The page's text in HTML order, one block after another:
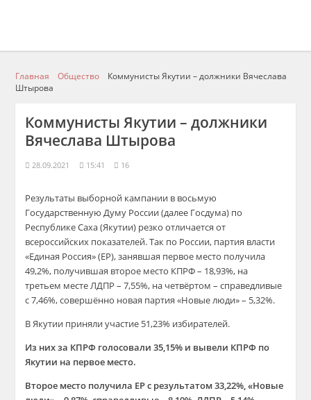
Главная Общество
Коммунисты Якутии – должники Вячеслава
Штырова
Коммунисты Якутии – должники
Вячеслава Штырова
28.09.2021 15:41 16
Результаты выборной кампании в восьмую
Государственную Думу России (далее Госдума) по
Республике Саха (Якутии) резко отличается от
всероссийских показателей. Так по России, партия власти
«Единая Россия» (ЕР), занявшая первое место получила
49,2%, получившая второе место КПРФ – 18,93%, на
третьем месте ЛДПР – 7,55%, на четвёртом – справедливые
с 7,46%, совершённо новая партия «Новые люди» – 5,32%.
В Якутии приняли участие 51,23% избирателей.
Из них за КПРФ голосовали 35,15% и вывели КПРФ по
Якутии на первое место.
Второе место получила ЕР с результатом 33,22%, «Новые